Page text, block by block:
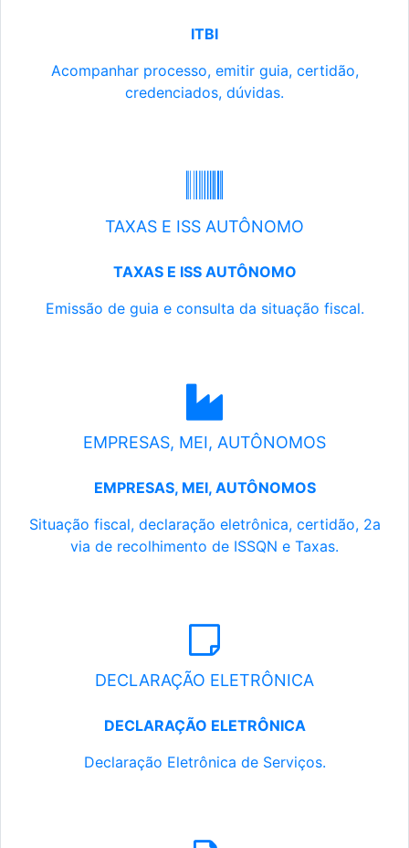
ITBI
Acompanhar processo, emitir guia, certidão,
credenciados, dúvidas.
TAXAS E ISS AUTÔNOMO
TAXAS E ISS AUTÔNOMO
Emissão de guia e consulta da situação fiscal.
EMPRESAS, MEI, AUTÔNOMOS
EMPRESAS, MEI, AUTÔNOMOS
Situação fiscal, declaração eletrônica, certidão, 2a
via de recolhimento de ISSQN e Taxas.
DECLARAÇÃO ELETRÔNICA
DECLARAÇÃO ELETRÔNICA
Declaração Eletrônica de Serviços.